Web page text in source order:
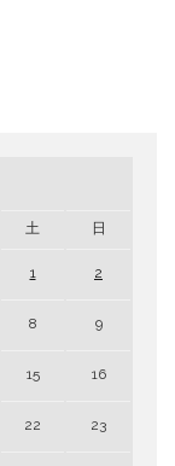
土 日
1 2
8 9
15 16
22 23